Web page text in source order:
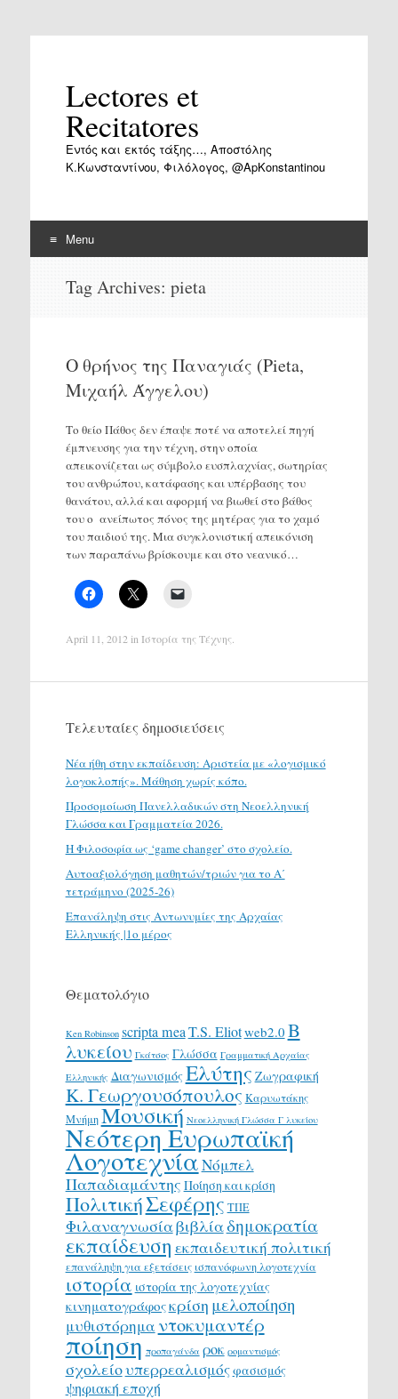
Lectores et
Recitatores
Εντός και εκτός τάξης…, Αποστόλης
Κ.Κωνσταντίνου, Φιλόλογος, @ApKonstantinou
Menu
Tag Archives: pieta
Ο θρήνος της Παναγιάς (Pieta,
Μιχαήλ Άγγελου)
Το θείο Πάθος δεν έπαψε ποτέ να αποτελεί πηγή
έμπνευσης για την τέχνη, στην οποία
απεικονίζεται ως σύμβολο ευσπλαχνίας, σωτηρίας
του ανθρώπου, κατάφασης και υπέρβασης του
θανάτου, αλλά και αφορμή να βιωθεί στο βάθος
του ο ανείπωτος πόνος της μητέρας για το χαμό
του παιδιού της. Μια συγκλονιστική απεικόνιση
των παραπάνω βρίσκουμε και στο νεανικό…
April 11, 2012 in Ιστορία της Τέχνης.
Τελευταίες δημοσιεύσεις
Νέα ήθη στην εκπαίδευση: Αριστεία με «λογισμικό
λογοκλοπής». Μάθηση χωρίς κόπο.
Προσομοίωση Πανελλαδικών στη Νεοελληνική
Γλώσσα και Γραμματεία 2026.
H Φιλοσοφία ως ‘game changer’ στο σχολείο.
Αυτοαξιολόγηση μαθητών/τριών για το Α΄
τετράμηνο (2025-26)
Επανάληψη στις Αντωνυμίες της Αρχαίας
Ελληνικής |1ο μέρος
Θεματολόγιο
Ken Robinson scripta meaT.S. Eliotweb2.0 Β
λυκείου Γκάτσος Γλώσσα Γραμματική Αρχαίας
Ελληνικής ΔιαγωνισμόςΕλύτης Ζωγραφική
Κ. Γεωργουσόπουλος Καρυωτάκης
ΜνήμηΜουσική Νεοελληνική Γλώσσα Γ λυκείου
Νεότερη Ευρωπαϊκή
ΛογοτεχνίαΝόμπελ
Παπαδιαμάντης Ποίηση και κρίση
ΠολιτικήΣεφέρης ΤΠΕ
Φιλαναγνωσίαβιβλίαδημοκρατία
εκπαίδευση εκπαιδευτική πολιτική
επανάληψη για εξετάσεις ισπανόφωνη λογοτεχνία
ιστορία ιστορία της λογοτεχνίας
κινηματογράφοςκρίση μελοποίηση
μυθιστόρημα ντοκυμαντέρ
ποίηση προπαγάνδα ροκ ρομαντισμός
σχολείουπερρεαλισμόςφασισμός
ψηφιακή εποχή